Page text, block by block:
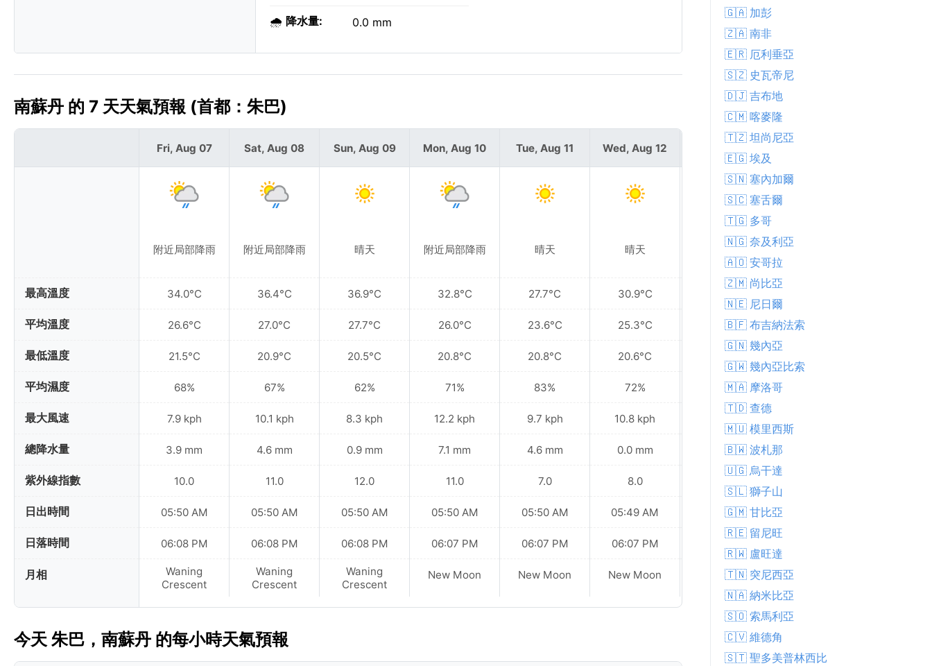
🌧️ 降水量: 0.0 mm
南蘇丹 的 7 天天氣預報 (首都：朱巴)
最高溫度
平均溫度
最低溫度
平均濕度
最大風速
總降水量
紫外線指數
日出時間
日落時間
月相
Fri, Aug 07
附近局部降雨
34.0°C
26.6°C
21.5°C
68%
7.9 kph
3.9 mm
10.0
05:50 AM
06:08 PM
Waning
Crescent
Sat, Aug 08
附近局部降雨
36.4°C
27.0°C
20.9°C
67%
10.1 kph
4.6 mm
11.0
05:50 AM
06:08 PM
Waning
Crescent
Sun, Aug 09
晴天
36.9°C
27.7°C
20.5°C
62%
8.3 kph
0.9 mm
12.0
05:50 AM
06:08 PM
Waning
Crescent
Mon, Aug 10
附近局部降雨
32.8°C
26.0°C
20.8°C
71%
12.2 kph
7.1 mm
11.0
05:50 AM
06:07 PM
New Moon
Tue, Aug 11
晴天
27.7°C
23.6°C
20.8°C
83%
9.7 kph
4.6 mm
7.0
05:50 AM
06:07 PM
New Moon
Wed, Aug 12
晴天
30.9°C
25.3°C
20.6°C
72%
10.8 kph
0.0 mm
8.0
05:49 AM
06:07 PM
New Moon
局部多雲
25.3°C
74%
0.9 mm
05:49 AM
New Moon
今天 朱巴，南蘇丹 的每小時天氣預報
🇬🇦 加彭
🇿🇦 南非
🇪🇷 厄利垂亞
🇸🇿 史瓦帝尼
🇩🇯 吉布地
🇨🇲 喀麥隆
🇹🇿 坦尚尼亞
🇪🇬 埃及
🇸🇳 塞內加爾
🇸🇨 塞舌爾
🇹🇬 多哥
🇳🇬 奈及利亞
🇦🇴 安哥拉
🇿🇲 尚比亞
🇳🇪 尼日爾
🇧🇫 布吉納法索
🇬🇳 幾內亞
🇬🇼 幾內亞比索
🇲🇦 摩洛哥
🇹🇩 查德
🇲🇺 模里西斯
🇧🇼 波札那
🇺🇬 烏干達
🇸🇱 獅子山
🇬🇲 甘比亞
🇷🇪 留尼旺
🇷🇼 盧旺達
🇹🇳 突尼西亞
🇳🇦 納米比亞
🇸🇴 索馬利亞
🇨🇻 維德角
🇸🇹 聖多美普林西比